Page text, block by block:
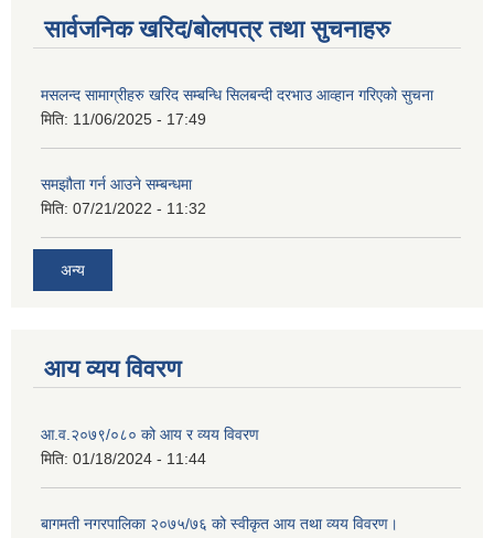
सार्वजनिक खरिद/बोलपत्र तथा सुचनाहरु
मसलन्द सामाग्रीहरु खरिद सम्बन्धि सिलबन्दी दरभाउ आव्हान गरिएको सुचना
मिति: 11/06/2025 - 17:49
समझौता गर्न आउने सम्बन्धमा
मिति: 07/21/2022 - 11:32
अन्य
आय व्यय विवरण
आ.व.२०७९/०८० को आय र व्यय विवरण
मिति: 01/18/2024 - 11:44
बागमती नगरपालिका २०७५/७६ को स्वीकृत आय तथा व्यय विवरण।